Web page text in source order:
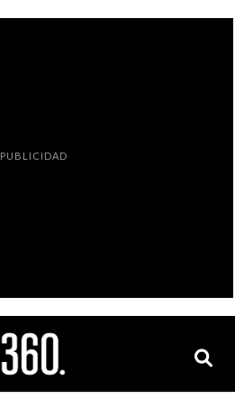
PUBLICIDAD